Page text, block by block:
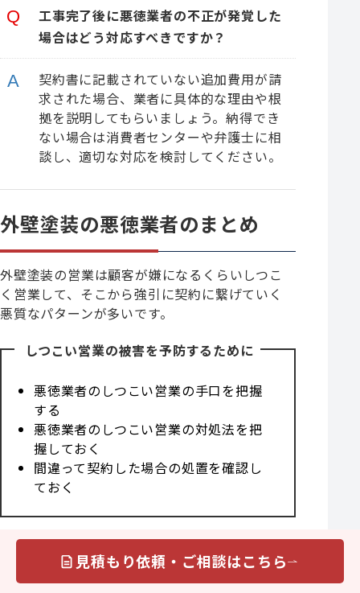
工事完了後に悪徳業者の不正が発覚した
場合はどう対応すべきですか？
契約書に記載されていない追加費用が請
求された場合、業者に具体的な理由や根
拠を説明してもらいましょう。納得でき
ない場合は消費者センターや弁護士に相
談し、適切な対応を検討してください。
外壁塗装の悪徳業者のまとめ
外壁塗装の営業は顧客が嫌になるくらいしつこ
く営業して、そこから強引に契約に繋げていく
悪質なパターンが多いです。
しつこい営業の被害を予防するために
悪徳業者のしつこい営業の手口を把握
する
悪徳業者のしつこい営業の対処法を把
握しておく
間違って契約した場合の処置を確認し
ておく
外壁塗装工事を検討されている方は
特に本記事を参考にして頂き、悪徳業
見積もり依頼・ご相談はこちら